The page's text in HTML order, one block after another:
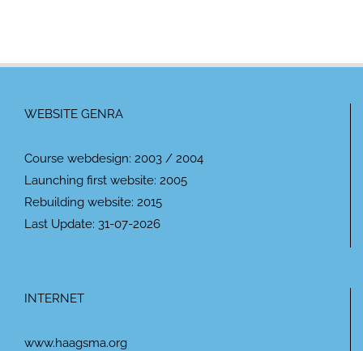
WEBSITE GENRA
Course webdesign: 2003 / 2004
Launching first website: 2005
Rebuilding website: 2015
Last Update: 31-07-2026
INTERNET
www.haagsma.org